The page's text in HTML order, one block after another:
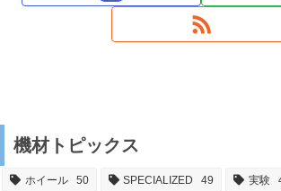
機材トピックス
ホイール 50 SPECIALIZED 49 実験